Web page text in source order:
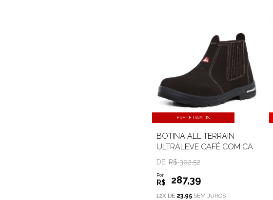
FRETE GRÁTIS
BOTINA ALL TERRAIN
ULTRALEVE CAFÉ COM CA
DE:R$ 302.52
Por
R$ 287,39
12X DE 23,95SEM JUROS